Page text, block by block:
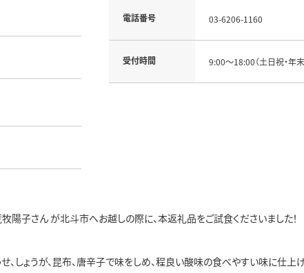
電話番号 03-6206-1160
受付時間 9:00～18:00（土日祝・年
子さん が北斗市へお越しの際に、本返礼品をご試食くださいました！
、しょうが、昆布、唐辛子で味をしめ、程良い酸味の食べやすい味に仕上